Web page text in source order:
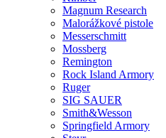
Magnum Research
Malorážkové pistole
Messerschmitt
Mossberg
Remington
Rock Island Armory
Ruger
SIG SAUER
Smith&Wesson
Springfield Armory